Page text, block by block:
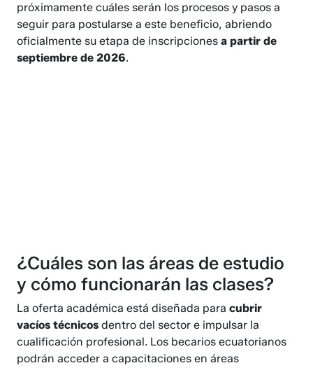
próximamente cuáles serán los procesos y pasos a
seguir para postularse a este beneficio, abriendo
oficialmente su etapa de inscripcionesa partir de
septiembre de 2026.
¿Cuáles son las áreas de estudio
y cómo funcionarán las clases?
La oferta académica está diseñada paracubrir
vacíos técnicos dentro del sector e impulsar la
cualificación profesional. Los becarios ecuatorianos
podrán acceder a capacitaciones en áreas